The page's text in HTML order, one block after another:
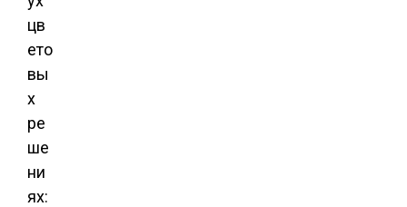
цв
ето
вы
х
ре
ше
ни
ях: